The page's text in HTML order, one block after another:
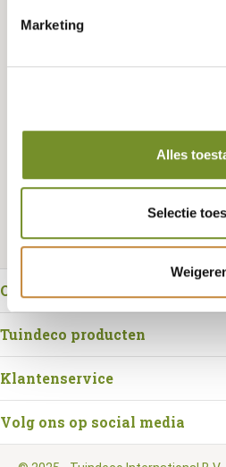
Marketing
Alles
Selectie
Tuindeco dealer? Log in voor je
Over Tuindeco
Tuindeco producten
Klantenservice
Volg ons op social media